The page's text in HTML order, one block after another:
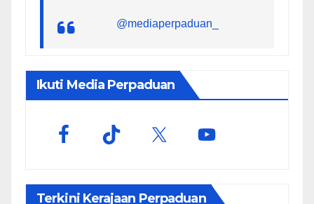
@mediaperpaduan_
Ikuti Media Perpaduan
Terkini Kerajaan Perpaduan